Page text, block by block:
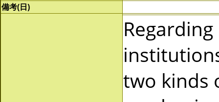
備考(日)
two kinds